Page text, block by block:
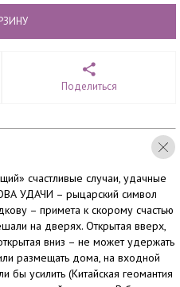
Поделиться
счастливые случаи, удачные
УДАЧИ – рыцарский символ
– примета к скорому счастью
на дверях. Открытая вверх,
вниз – не может удержать
размещать дома, на входной
бы усилить (Китайская геомантия